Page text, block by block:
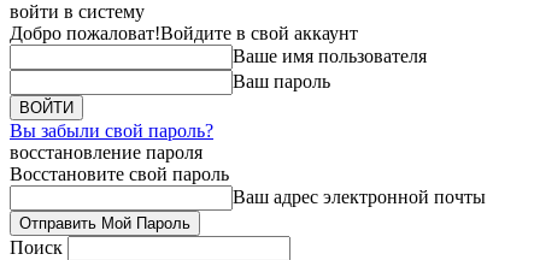
войти в систему
Добро пожаловат!Войдите в свой аккаунт
Ваше имя пользователя
Ваш пароль
Вы забыли свой пароль?
восстановление пароля
Восстановите свой пароль
Ваш адрес электронной почты
Поиск